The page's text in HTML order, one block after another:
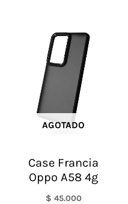
AGOTADO
Case Francia
Oppo A58 4g
$ 45.000